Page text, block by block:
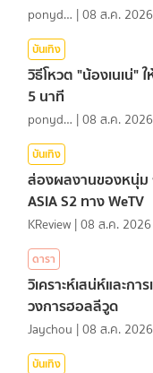
ponydiary |08 ส.ค. 2026
บันเทิง
วิธีโหวต "น้องเนเน่"
5 นาที
ponydiary |08 ส.ค. 2026
บันเทิง
ส่องผลงานของหนุ่ม
ASIA S2 ทาง WeTV
KReview |08 ส.ค. 2026
ดารา
วิเคราะห์เสน่ห์และก
วงการฮอลลีวูด
Jaychou |08 ส.ค. 2026
บันเทิง